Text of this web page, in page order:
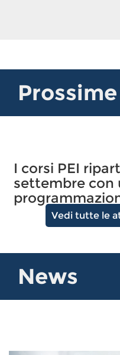
I corsi PEI
settembre con
Vedi tutte le
News